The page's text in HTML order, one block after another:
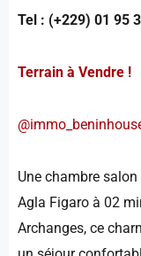
Tel : (+229) 01 95
Terrain à Vendre !
Une chambre
Agla Figaro à 02
Archanges, ce